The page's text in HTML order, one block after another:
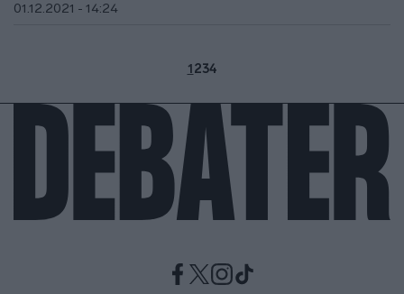
01.12.2021 - 14:24
1234